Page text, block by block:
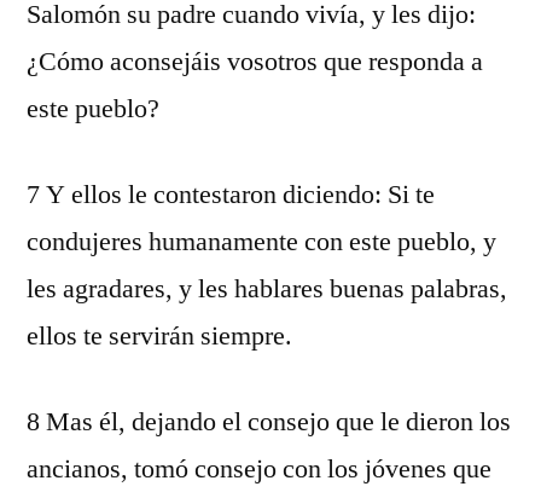
Salomón su padre cuando vivía, y les dijo:
¿Cómo aconsejáis vosotros que responda a
este pueblo?
7 Y ellos le contestaron diciendo: Si te
condujeres humanamente con este pueblo, y
les agradares, y les hablares buenas palabras,
ellos te servirán siempre.
8 Mas él, dejando el consejo que le dieron los
ancianos, tomó consejo con los jóvenes que